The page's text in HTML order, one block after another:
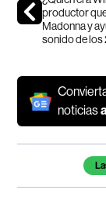
productor
Madonna y
sonido de
noticias
Temas de